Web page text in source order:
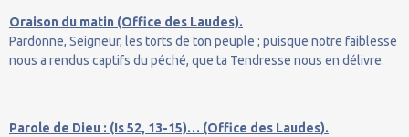
Oraison du matin (Office des Laudes).
Pardonne, Seigneur, les torts de ton peuple ; puisque notre faiblesse
nous a rendus captifs du péché, que ta Tendresse nous en délivre.
Parole de Dieu : (Is 52, 13-15)… (Office des Laudes).